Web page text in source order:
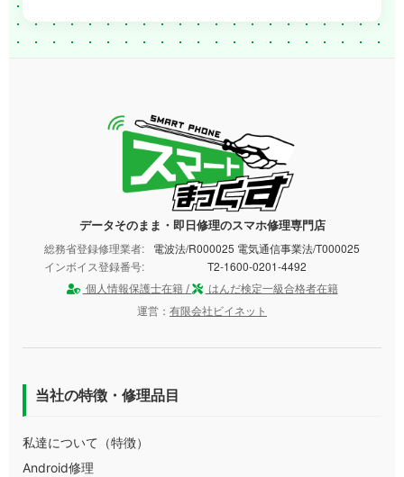
データそのまま・即日修理のスマホ修理専門店
総務省登録修理業者:
電波法/R000025 電気通信事業法/T000025
インボイス登録番号:
T2-1600-0201-4492
個人情報保護士在籍 /
はんだ検定一級合格者在籍
運営： 有限会社ビイネット
当社の特徴・修理品目
私達について（特徴）
Android修理